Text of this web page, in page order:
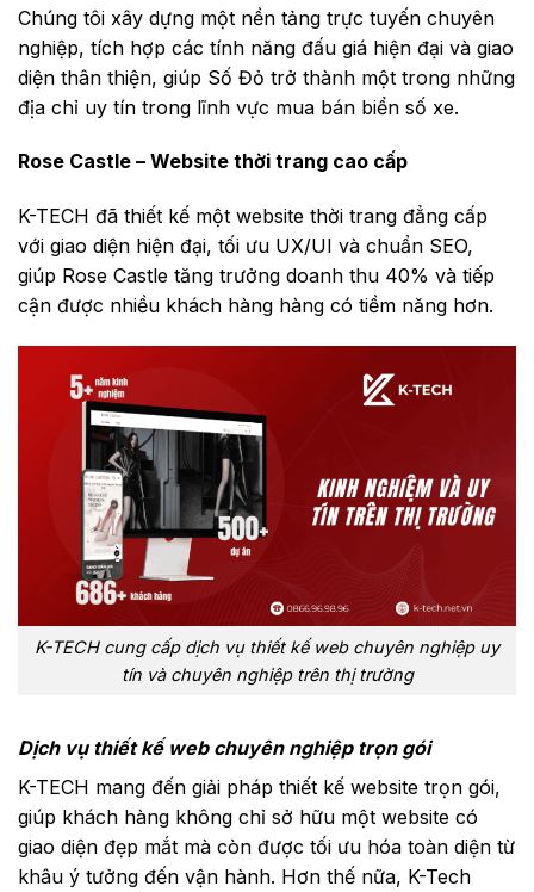
Chúng tôi xây dựng một nền tảng trực tuyến chuyên
nghiệp, tích hợp các tính năng đấu giá hiện đại và giao
diện thân thiện, giúp Số Đỏ trở thành một trong những
địa chỉ uy tín trong lĩnh vực mua bán biển số xe.
Rose Castle – Website thời trang cao cấp
K-TECH đã thiết kế một website thời trang đẳng cấp
với giao diện hiện đại, tối ưu UX/UI và chuẩn SEO,
giúp Rose Castle tăng trưởng doanh thu 40% và tiếp
cận được nhiều khách hàng hàng có tiềm năng hơn.
K-TECH cung cấp dịch vụ thiết kế web chuyên nghiệp uy
tín và chuyên nghiệp trên thị trường
Dịch vụ thiết kế web chuyên nghiệp trọn gói
K-TECH mang đến giải pháp thiết kế website trọn gói,
giúp khách hàng không chỉ sở hữu một website có
giao diện đẹp mắt mà còn được tối ưu hóa toàn diện từ
khâu ý tưởng đến vận hành. Hơn thế nữa, K-Tech